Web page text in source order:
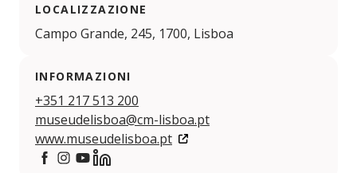
LOCALIZZAZIONE
Campo Grande, 245, 1700, Lisboa
INFORMAZIONI
+351 217 513 200
museudelisboa@cm-lisboa.pt
www.museudelisboa.pt